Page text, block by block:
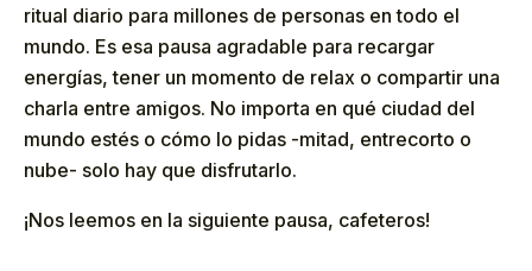
ritual diario para millones de personas en todo el
mundo. Es esa pausa agradable para recargar
energías, tener un momento de relax o compartir una
charla entre amigos. No importa en qué ciudad del
mundo estés o cómo lo pidas -mitad, entrecorto o
nube- solo hay que disfrutarlo.
¡Nos leemos en la siguiente pausa, cafeteros!